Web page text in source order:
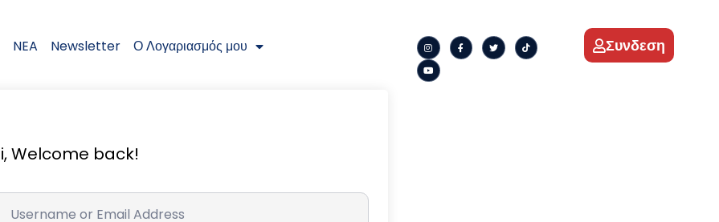
NEA Newsletter Ο Λογαριασμός μου Συνδεση
Welcome back!